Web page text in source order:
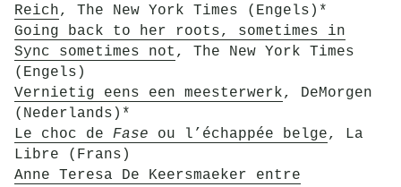
Reich, The New York Times (Engels)*
Going back to her roots, sometimes in
Sync sometimes not , The New York Times
(Engels)
Vernietig eens een meesterwerk, DeMorgen
(Nederlands)*
Le choc de Fase ou l’échappée belge, La
Libre (Frans)
Anne Teresa De Keersmaeker entre